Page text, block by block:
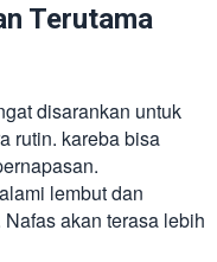
Terutama
disarankan untuk
rutin. kareba bisa
lembut dan
akan terasa lebih